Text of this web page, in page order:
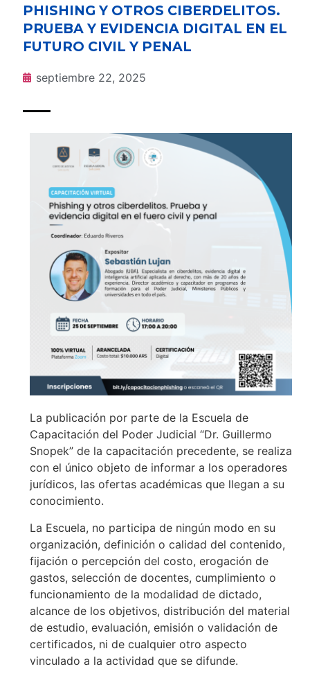
PHISHING Y OTROS CIBERDELITOS.
PRUEBA Y EVIDENCIA DIGITAL EN EL
FUTURO CIVIL Y PENAL
septiembre 22, 2025
La publicación por parte de la Escuela de
Capacitación del Poder Judicial “Dr. Guillermo
Snopek” de la capacitación precedente, se realiza
con el único objeto de informar a los operadores
jurídicos, las ofertas académicas que llegan a su
conocimiento.
La Escuela, no participa de ningún modo en su
organización, definición o calidad del contenido,
fijación o percepción del costo, erogación de
gastos, selección de docentes, cumplimiento o
funcionamiento de la modalidad de dictado,
alcance de los objetivos, distribución del material
de estudio, evaluación, emisión o validación de
certificados, ni de cualquier otro aspecto
vinculado a la actividad que se difunde.